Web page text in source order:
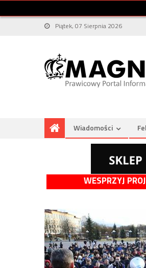
Piątek, 07 Sierpnia 2026
Wiadomości
WESPRZYJ